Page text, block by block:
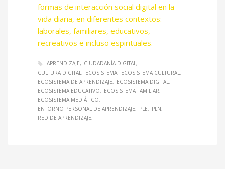
formas de interacción social digital en la
vida diaria, en diferentes contextos:
laborales, familiares, educativos,
recreativos e incluso espirituales.
APRENDIZAJE
CIUDADANÍA DIGITAL
CULTURA DIGITAL
ECOSISTEMA
ECOSISTEMA CULTURAL
ECOSISTEMA DE APRENDIZAJE
ECOSISTEMA DIGITAL
ECOSISTEMA EDUCATIVO
ECOSISTEMA FAMILIAR
ECOSISTEMA MEDIÁTICO
ENTORNO PERSONAL DE APRENDIZAJE
PLE
PLN
RED DE APRENDIZAJE